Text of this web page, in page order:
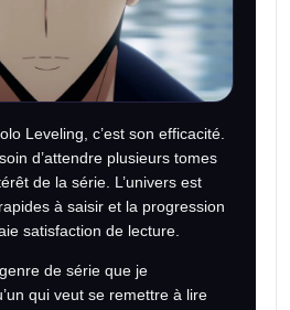
Leveling, c’est son efficacité.
d’attendre plusieurs tomes
de la série. L’univers est
à saisir et la progression
satisfaction de lecture.
de série que je
qui veut se remettre à lire